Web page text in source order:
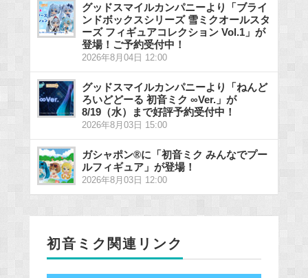
グッドスマイルカンパニーより「ブライ
ンドボックスシリーズ 雪ミクオールスタ
ーズ フィギュアコレクション Vol.1」が
登場！ご予約受付中！
2026年8月04日 12:00
グッドスマイルカンパニーより「ねんど
ろいどどーる 初音ミク ∞Ver.」が
8/19（水）まで好評予約受付中！
2026年8月03日 15:00
ガシャポン®に「初音ミク みんなでプー
ルフィギュア」が登場！
2026年8月03日 12:00
初音ミク関連リンク